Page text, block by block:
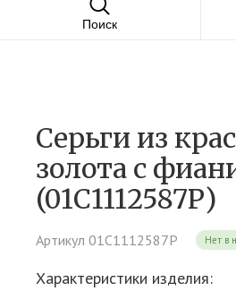
Поиск
Серьги из
золота c
(01С1112587Р)
Артикул 01С1112587Р Нет в
Характеристики изделия: